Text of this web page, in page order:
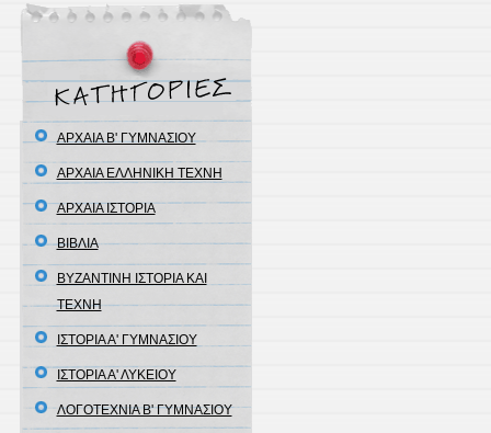
ΑΡΧΑΙΑ Β' ΓΥΜΝΑΣΙΟΥ
ΑΡΧΑΙΑ ΕΛΛΗΝΙΚΗ ΤΕΧΝΗ
ΑΡΧΑΙΑ ΙΣΤΟΡΙΑ
ΒΙΒΛΙΑ
ΒΥΖΑΝΤΙΝΗ ΙΣΤΟΡΙΑ ΚΑΙ
ΤΕΧΝΗ
ΙΣΤΟΡΙΑ Α' ΓΥΜΝΑΣΙΟΥ
ΙΣΤΟΡΙΑ Α' ΛΥΚΕΙΟΥ
ΛΟΓΟΤΕΧΝΙΑ Β' ΓΥΜΝΑΣΙΟΥ